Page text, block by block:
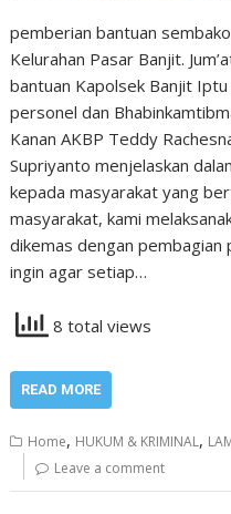
pemberian bantuan
Kelurahan Pasar Banjit.
bantuan Kapolsek Banjit
personel dan
Kanan AKBP Teddy
Supriyanto menjelaskan
kepada masyarakat yang
masyarakat, kami
dikemas dengan pembagian
ingin agar setiap…
8 total views
READ MORE
Home, HUKUM & KRIMINAL,
Leave a comment